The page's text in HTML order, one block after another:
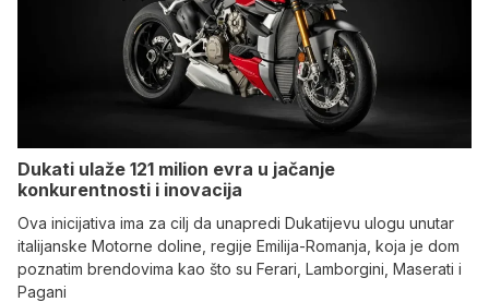
Dukati ulaže 121 milion evra u jačanje
konkurentnosti i inovacija
Ova inicijativa ima za cilj da unapredi Dukatijevu ulogu unutar
italijanske Motorne doline, regije Emilija-Romanja, koja je dom
poznatim brendovima kao što su Ferari, Lamborgini, Maserati i
Pagani